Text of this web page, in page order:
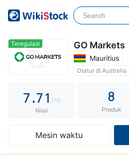
Teregulasi GO Markets
Mauritius
Diatur di Australia
2
4
5
7.
2
4
5
7
8
9
1
2
3
/10
Nilai
8
Produk
Mesin waktu